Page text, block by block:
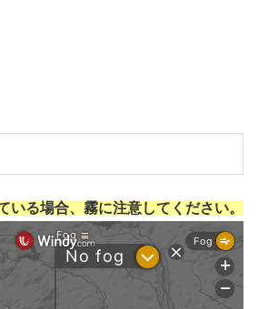
いる場合、霧に注意してください。